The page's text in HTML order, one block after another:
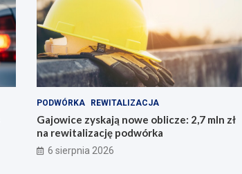
PODWÓRKA REWITALIZACJA
Gajowice zyskają nowe oblicze: 2,7 mln zł
na rewitalizację podwórka
6 sierpnia 2026